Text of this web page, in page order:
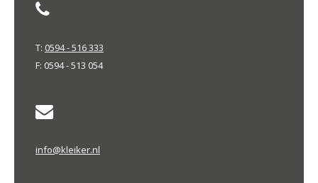
T: 0594 - 516 333
F: 0594 - 513 054
info@kleiker.nl